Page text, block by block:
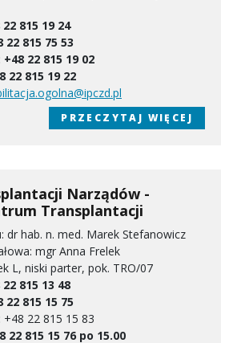
22 815 19 24
22 815 75 53
+48 22 815 19 02
22 815 19 22
PRZECZYTAJ WIĘCEJ
Narządów -
Transplantacji
dr hab. n. med. Marek Stefanowicz
mgr Anna Frelek
L, niski parter, pok. TRO/07
22 815 13 48
22 815 15 75
+48 22 815 15 83
22 815 15 76 po 15.00